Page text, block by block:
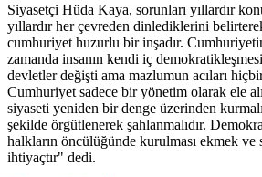
Siyasetçi Hüda Kaya, sorunları yıllardır
yıllardır her çevreden dinlediklerini
cumhuriyet huzurlu bir inşadır.
zamanda insanın kendi iç
devletler değişti ama mazlumun acıları
Cumhuriyet sadece bir yönetim olarak ele
siyaseti yeniden bir denge üzerinden
şekilde örgütlenerek şahlanmalıdır.
halkların öncülüğünde kurulması ekmek ve
ihtiyaçtır" dedi.